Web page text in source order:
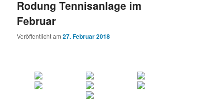
Rodung Tennisanlage im
Februar
Veröffentlicht am27. Februar 2018